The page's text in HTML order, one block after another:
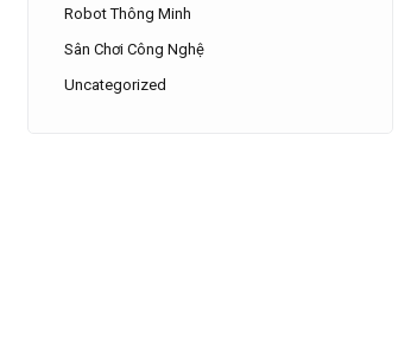
Robot Thông Minh
Sân Chơi Công Nghệ
Uncategorized